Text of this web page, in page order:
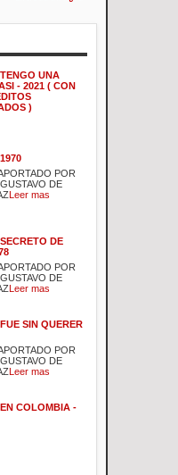
UNA
- 2021 ( CON
)
POR
DE
Leer mas
DE
POR
DE
Leer mas
SIN QUERER
POR
DE
Leer mas
COLOMBIA -